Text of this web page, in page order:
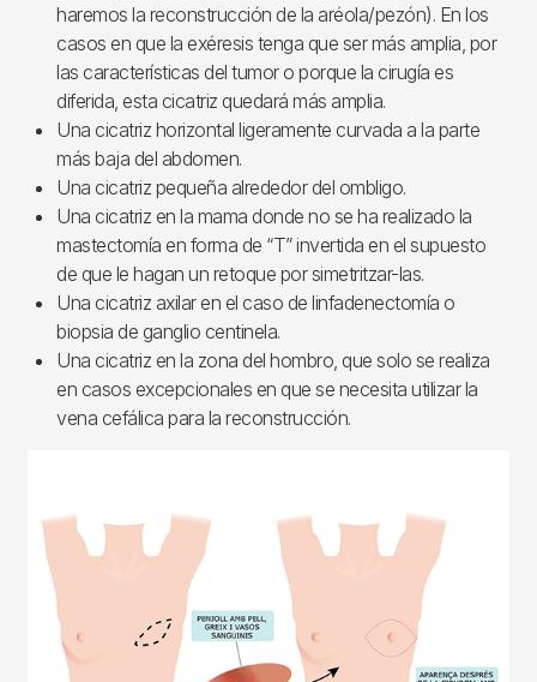
haremos la reconstrucción de la aréola/pezón). En los
casos en que la exéresis tenga que ser más amplia, por
las características del tumor o porque la cirugía es
diferida, esta cicatriz quedará más amplia.
Una cicatriz horizontal ligeramente curvada a la parte
más baja del abdomen.
Una cicatriz pequeña alrededor del ombligo.
Una cicatriz en la mama donde no se ha realizado la
mastectomía en forma de “T” invertida en el supuesto
de que le hagan un retoque por simetritzar-las.
Una cicatriz axilar en el caso de linfadenectomía o
biopsia de ganglio centinela.
Una cicatriz en la zona del hombro, que solo se realiza
en casos excepcionales en que se necesita utilizar la
vena cefálica para la reconstrucción.